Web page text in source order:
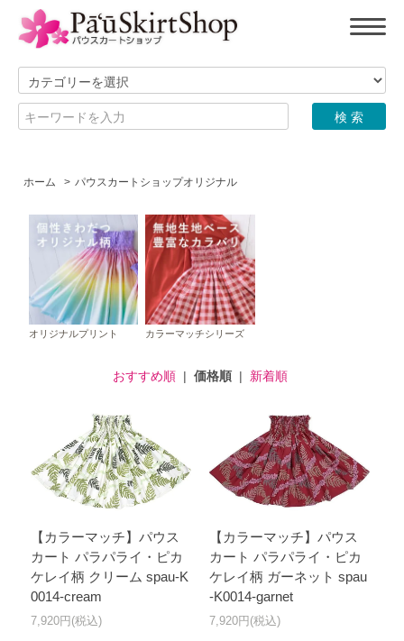
ホーム > パウスカートショップオリジナル
オリジナルプリント カラーマッチシリーズ
おすすめ順| 価格順| 新着順
【カラーマッチ】パウス
カート パラパライ・ピカ
ケレイ柄 クリーム spau-K
0014-cream
7,920円(税込)
【カラーマッチ】パウス
カート パラパライ・ピカ
ケレイ柄 ガーネット spau
-K0014-garnet
7,920円(税込)